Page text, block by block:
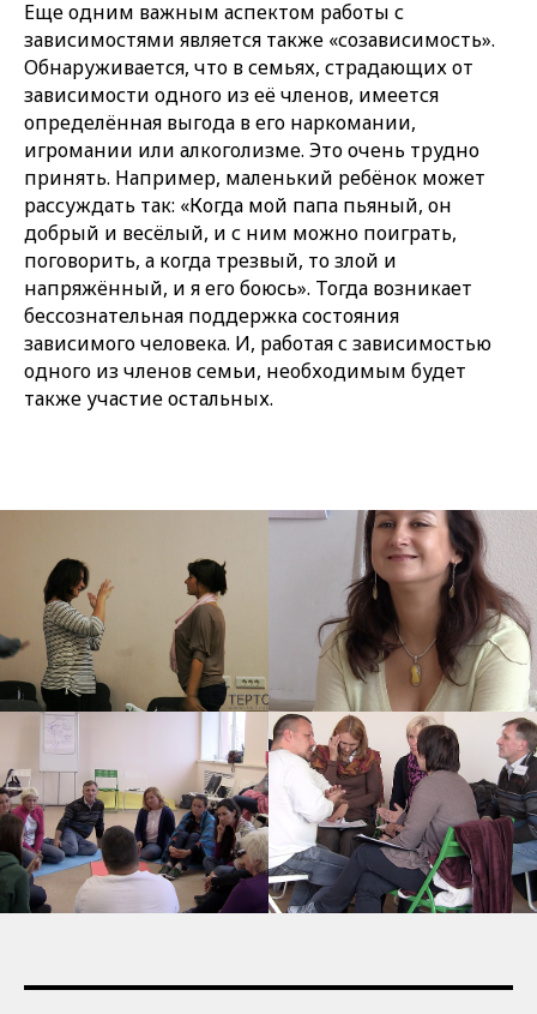
Еще одним важным аспектом работы с
зависимостями является также «созависимость».
Обнаруживается, что в семьях, страдающих от
зависимости одного из её членов, имеется
определённая выгода в его наркомании,
игромании или алкоголизме. Это очень трудно
принять. Например, маленький ребёнок может
рассуждать так: «Когда мой папа пьяный, он
добрый и весёлый, и с ним можно поиграть,
поговорить, а когда трезвый, то злой и
напряжённый, и я его боюсь». Тогда возникает
бессознательная поддержка состояния
зависимого человека. И, работая с зависимостью
одного из членов семьи, необходимым будет
также участие остальных.